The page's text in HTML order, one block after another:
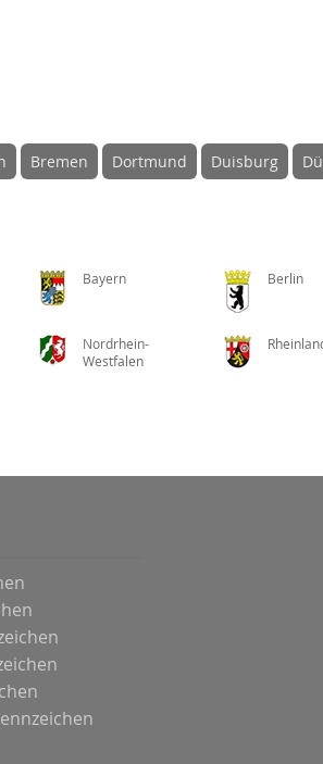
Bremen Dortmund Duisburg
Bayern Berlin
Nordrhein-
Westfalen